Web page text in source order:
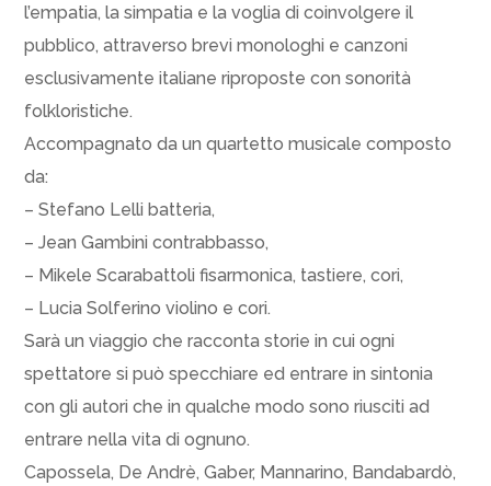
l’empatia, la simpatia e la voglia di coinvolgere il
pubblico, attraverso brevi monologhi e canzoni
esclusivamente italiane riproposte con sonorità
folkloristiche.
Accompagnato da un quartetto musicale composto
da:
– Stefano Lelli batteria,
– Jean Gambini contrabbasso,
– Mikele Scarabattoli fisarmonica, tastiere, cori,
– Lucia Solferino violino e cori.
Sarà un viaggio che racconta storie in cui ogni
spettatore si può specchiare ed entrare in sintonia
con gli autori che in qualche modo sono riusciti ad
entrare nella vita di ognuno.
Capossela, De Andrè, Gaber, Mannarino, Bandabardò,